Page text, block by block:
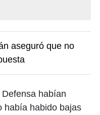
aseguró que no
habían
había habido bajas